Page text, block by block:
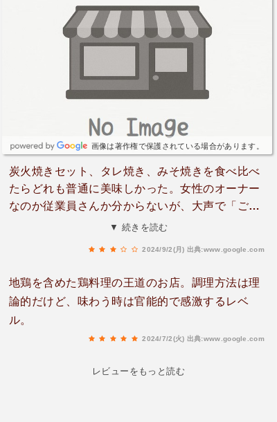
画像は著作権で保護されている場合があります。
炭火焼きセット、タレ焼き、みそ焼きを食べ比べ
たらどれも普通に美味しかった。女性のオーナー
なのか従業員さんか分からないが、大声で「ご飯
が足りないよー！」とか、「イライラしない！」
た。
▼ 続きを読む
2024/9/2(月) 出典:www.google.com
地鶏を含めた鶏料理の王道のお店。調理方法は理
論的だけど、味わう時は官能的で感激するレベ
ル。
2024/7/2(火) 出典:www.google.com
レビューをもっと読む